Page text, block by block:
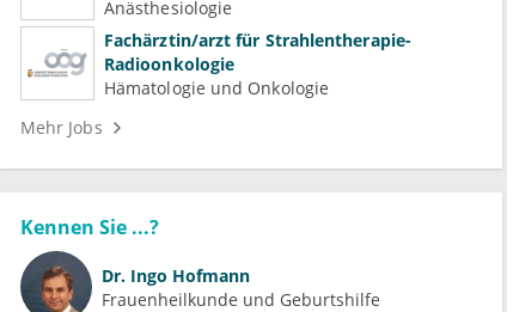
(Kardiologie, Nephrologie, Intensivmedizin)
Anästhesiologie
Fachärztin/arzt für Strahlentherapie-
Radioonkologie
Hämatologie und Onkologie
Mehr Jobs
Kennen Sie ...?
Dr. Ingo Hofmann
Frauenheilkunde und Geburtshilfe